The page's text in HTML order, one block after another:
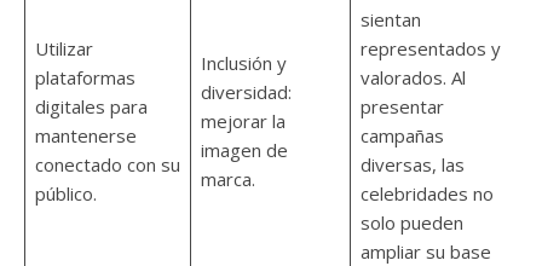
Utilizar
plataformas
digitales para
mantenerse
conectado con su
público.
Inclusión y
diversidad:
mejorar la
imagen de
marca.
sientan
representados y
valorados. Al
presentar
campañas
diversas, las
celebridades no
solo pueden
ampliar su base